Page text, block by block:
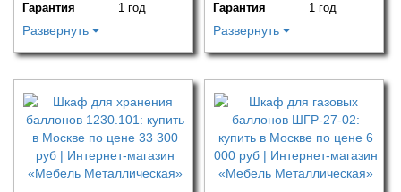
Гарантия
1 год
Развернуть
Гарантия
1 год
Развернуть